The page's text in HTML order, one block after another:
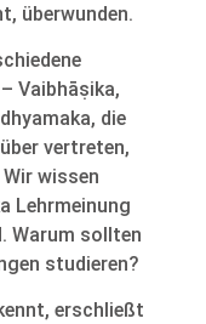
überwunden.
Vaibhāṣika,
die
vertreten,
wissen
Lehrmeinung
Warum sollten
studieren?
erschließt